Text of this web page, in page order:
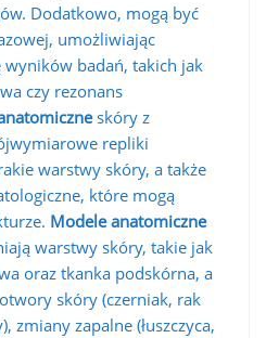
Dodatkowo, mogą być
umożliwiając
wyników badań, takich jak
czy rezonans
skóry z
repliki
warstwy skóry, a także
które mogą
Modele anatomiczne
warstwy skóry, takie jak
oraz tkanka podskórna, a
skóry (czerniak, rak
zmiany zapalne (łuszczyca,